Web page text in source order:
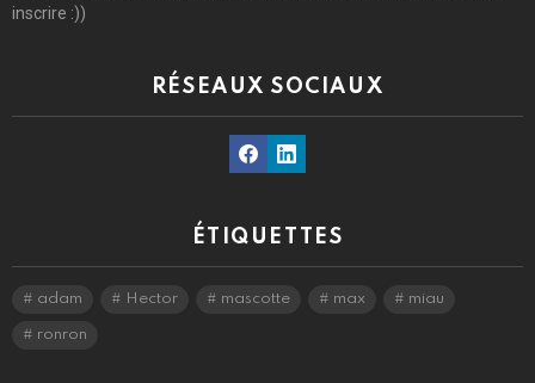
inscrire :))
RÉSEAUX SOCIAUX
FacebookLinkedin
ÉTIQUETTES
adam Hector mascotte max miau
ronron